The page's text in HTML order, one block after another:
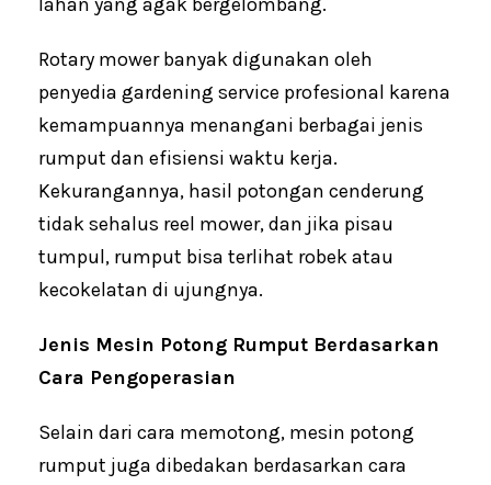
Rotary mower banyak digunakan oleh
penyedia gardening service profesional karena
kemampuannya menangani berbagai jenis
rumput dan efisiensi waktu kerja.
Kekurangannya, hasil potongan cenderung
tidak sehalus reel mower, dan jika pisau
tumpul, rumput bisa terlihat robek atau
kecokelatan di ujungnya.
Jenis Mesin Potong Rumput Berdasarkan
Cara Pengoperasian
Selain dari cara memotong, mesin potong
rumput juga dibedakan berdasarkan cara